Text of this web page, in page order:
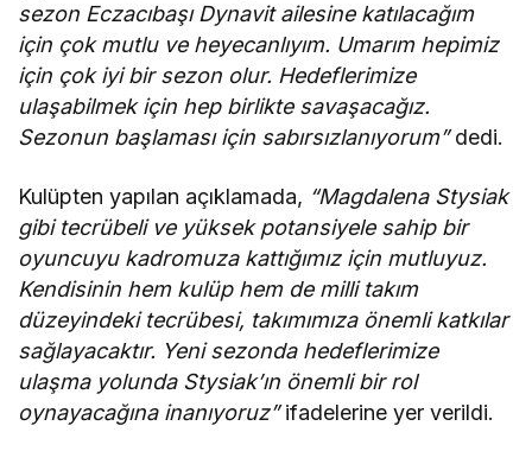
sezon Eczacıbaşı Dynavit ailesine katılacağım
için çok mutlu ve heyecanlıyım. Umarım hepimiz
için çok iyi bir sezon olur. Hedeflerimize
ulaşabilmek için hep birlikte savaşacağız.
Sezonun başlaması için sabırsızlanıyorum”dedi.
Kulüpten yapılan açıklamada, “Magdalena Stysiak
gibi tecrübeli ve yüksek potansiyele sahip bir
oyuncuyu kadromuza kattığımız için mutluyuz.
Kendisinin hem kulüp hem de milli takım
düzeyindeki tecrübesi, takımımıza önemli katkılar
sağlayacaktır. Yeni sezonda hedeflerimize
ulaşma yolunda Stysiak’ın önemli bir rol
oynayacağına inanıyoruz”ifadelerine yer verildi.